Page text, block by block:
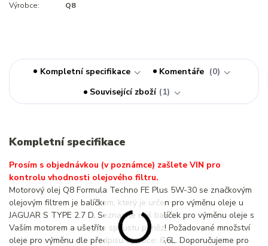
Výrobce: Q8
Kompletní specifikace Komentáře
0
Související zboží
1
Kompletní specifikace
Prosím s objednávkou (v poznámce) zašlete VIN pro
kontrolu vhodnosti olejového filtru.
Motorový olej Q8 Formula Techno FE Plus 5W-30 se značkovým
olejovým filtrem je balíčkem, který je určen pro výměnu oleje u
JAGUAR S TYPE 2.7 D. Seznamte náš balíček pro výměnu oleje s
Vaším motorem a ušetříte spoustu peněz! Požadované množství
oleje pro výměnu dle předpisu výrobce: 6,6L. Doporučujeme pro